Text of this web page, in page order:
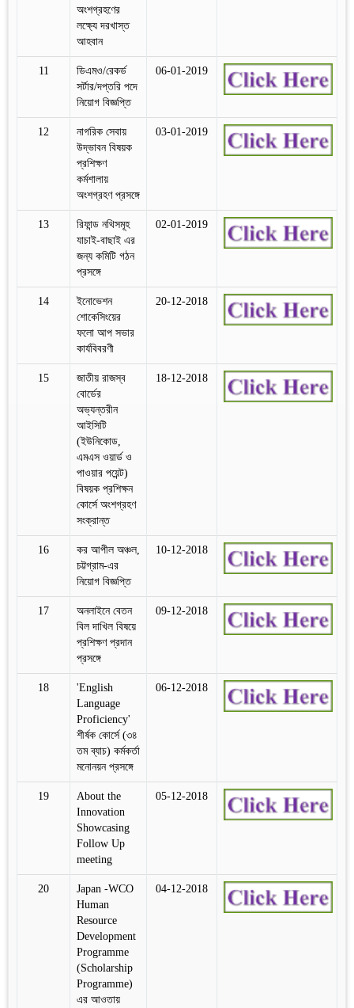
অংশগ্রহণের
লক্ষ্যে দরখাস্ত
আহবান
11
ডিএমও/রেকর্ড
সর্টার/দপ্তরি পদে
নিয়োগ বিজ্ঞপ্তি
06-01-2019
12
নাগরিক সেবায়
উদ্ভাবন বিষয়ক
প্রশিক্ষণ
কর্মশালায়
অংশগ্রহণ প্রসঙ্গে
03-01-2019
13
রিফান্ড নথিসমূহ
যাচাই-বাছাই এর
জন্য কমিটি গঠন
প্রসঙ্গে
02-01-2019
14
ইনোভেশন
শোকেসিংয়ের
ফলো আপ সভার
কার্যবিবরণী
20-12-2018
15
জাতীয় রাজস্ব
বোর্ডের
অভ্যন্তরীন
আইসিটি
(ইউনিকোড,
এমএস ওয়ার্ড ও
পাওয়ার পয়েন্ট)
বিষয়ক প্রশিক্ষন
কোর্সে অংশগ্রহণ
সংক্রান্ত
18-12-2018
16
কর আপীল অঞ্চল,
চট্টগ্রাম-এর
নিয়োগ বিজ্ঞপ্তি
10-12-2018
17
অনলাইনে বেতন
বিল দাখিল বিষয়ে
প্রশিক্ষণ প্রদান
প্রসঙ্গে
09-12-2018
18
'English
Language
Proficiency'
শীর্ষক কোর্সে (৩৪
তম ব্যাচ) কর্মকর্তা
মনোনয়ন প্রসঙ্গে
06-12-2018
19
About the
Innovation
Showcasing
Follow Up
meeting
05-12-2018
20
Japan -WCO
Human
Resource
Development
Programme
(Scholarship
Programme)
এর আওতায়
04-12-2018